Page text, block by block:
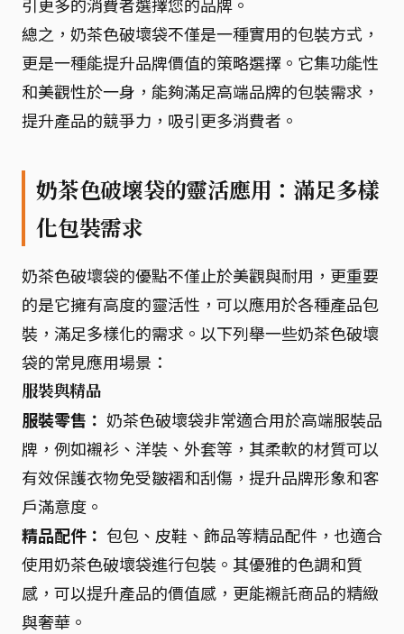
總之，奶茶色破壞袋不僅是一種實用的包裝方式，
更是一種能提升品牌價值的策略選擇。它集功能性
和美觀性於一身，能夠滿足高端品牌的包裝需求，
提升產品的競爭力，吸引更多消費者。
奶茶色破壞袋的靈活應用：滿足多樣
化包裝需求
奶茶色破壞袋的優點不僅止於美觀與耐用，更重要
的是它擁有高度的靈活性，可以應用於各種產品包
裝，滿足多樣化的需求。以下列舉一些奶茶色破壞
袋的常見應用場景：
服裝與精品
服裝零售： 奶茶色破壞袋非常適合用於高端服裝品
牌，例如襯衫、洋裝、外套等，其柔軟的材質可以
有效保護衣物免受皺褶和刮傷，提升品牌形象和客
戶滿意度。
精品配件： 包包、皮鞋、飾品等精品配件，也適合
使用奶茶色破壞袋進行包裝。其優雅的色調和質
感，可以提升產品的價值感，更能襯託商品的精緻
與奢華。